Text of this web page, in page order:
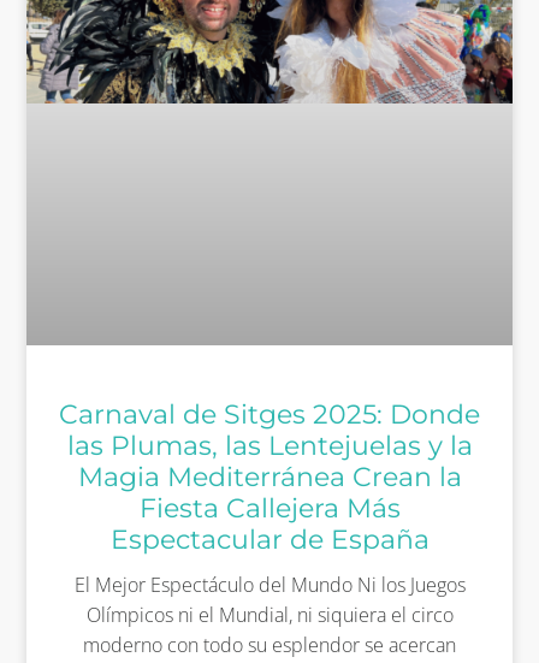
Carnaval de Sitges 2025: Donde
las Plumas, las Lentejuelas y la
Magia Mediterránea Crean la
Fiesta Callejera Más
Espectacular de España
El Mejor Espectáculo del Mundo Ni los Juegos
Olímpicos ni el Mundial, ni siquiera el circo
moderno con todo su esplendor se acercan